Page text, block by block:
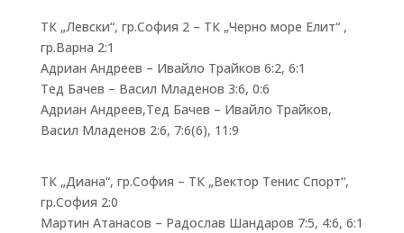
ТК „Левски“, гр.София 2 – ТК „Черно море Елит“ ,
гр.Варна 2:1
Адриан Андреев – Ивайло Трайков 6:2, 6:1
Тед Бачев – Васил Младенов 3:6, 0:6
Адриан Андреев,Тед Бачев – Ивайло Трайков,
Васил Младенов 2:6, 7:6(6), 11:9
ТК „Диана“, гр.София – ТК „Вектор Тенис Спорт“,
гр.София 2:0
Мартин Атанасов – Радослав Шандаров 7:5, 4:6, 6:1